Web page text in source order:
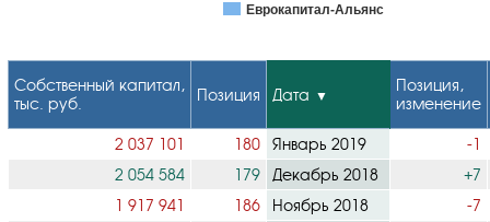
Еврокапитал-Альянс
Собственный капитал,
тыс. руб.
Позиция Дата
Позиция,
изменение
2 037 101 180 Январь 2019
-1
2 054 584
179 Декабрь 2018
+7
1 917 941
186 Ноябрь 2018
-7